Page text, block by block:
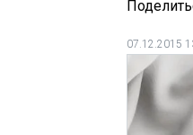
07.12.2015